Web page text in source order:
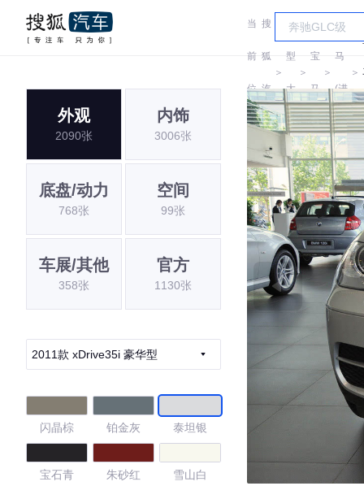
当
前
位
置:
搜
狐
汽
车
＞
车
型
大
全
＞
宝
马
＞
宝
马
(进
口)
＞
外观
2090张
内饰
3006张
底盘/动力
768张
空间
99张
车展/其他
358张
官方
1130张
2011款 xDrive35i 豪华型
闪晶棕 铂金灰 泰坦银
宝石青 朱砂红 雪山白